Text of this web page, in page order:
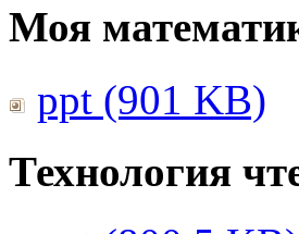
Моя
ppt (901 KB)
Технология